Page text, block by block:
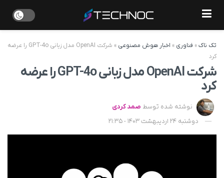
تک ناک» فناوری » اخبار هوش مصنوعی »
شرکت OpenAI مدل زبانی GPT-4o را عرضه
کرد
شرکت OpenAI مدل زبانی GPT-4o را عرضه
کرد
نوشته شده توسط صمد کردی
دوشنبه 24 اردیبهشت 1403 - 21:35